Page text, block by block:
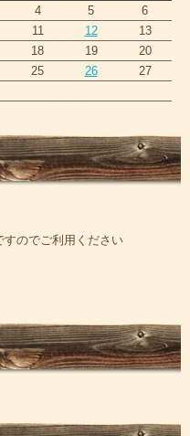
4 5
6
11 12
13
18 19
20
25 26
27
すのでご利用ください